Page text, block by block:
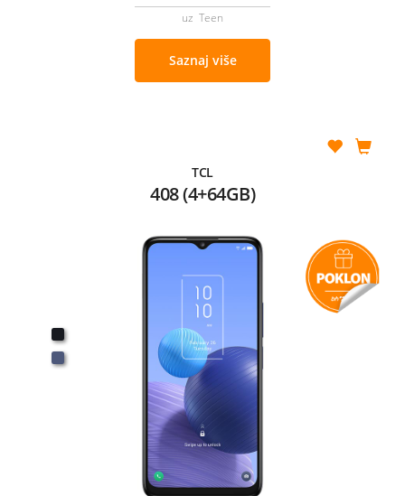
uz Teen
Saznaj više
TCL
408 (4+64GB)